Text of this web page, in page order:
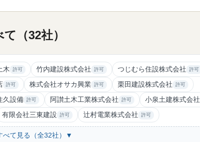
（32社）
木 許可 竹内建設株式会社 許可 つじむら住設株式会社 許可
許可 株式会社オサカ興業 許可 栗田建設株式会社 許可
久設備 許可 阿讃土木工業株式会社 許可 小泉土建株式会社
有限会社三東建設 許可 辻村電業株式会社 許可
べて見る（全32社）▼